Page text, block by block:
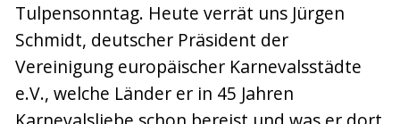
Tulpensonntag. Heute verrät uns Jürgen
Schmidt, deutscher Präsident der
Vereinigung europäischer Karnevalsstädte
e.V., welche Länder er in 45 Jahren